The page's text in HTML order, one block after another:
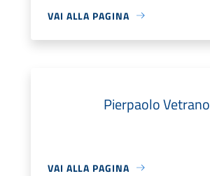
VAI ALLA PAGINA
Pierpaolo Vetrano
VAI ALLA PAGINA